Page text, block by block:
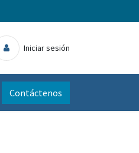
Iniciar sesión
Contáctenos